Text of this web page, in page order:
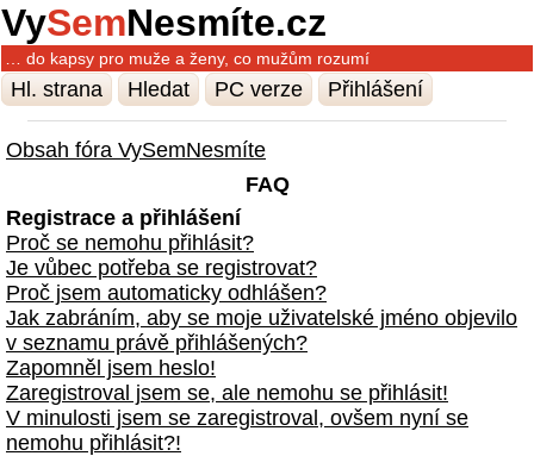
VySemNesmíte.cz
… do kapsy pro muže a ženy, co mužům rozumí
Hl. strana Hledat PC verze Přihlášení
Obsah fóra VySemNesmíte
FAQ
Registrace a přihlášení
Proč se nemohu přihlásit?
Je vůbec potřeba se registrovat?
Proč jsem automaticky odhlášen?
Jak zabráním, aby se moje uživatelské jméno objevilo
v seznamu právě přihlášených?
Zapomněl jsem heslo!
Zaregistroval jsem se, ale nemohu se přihlásit!
V minulosti jsem se zaregistroval, ovšem nyní se
nemohu přihlásit?!